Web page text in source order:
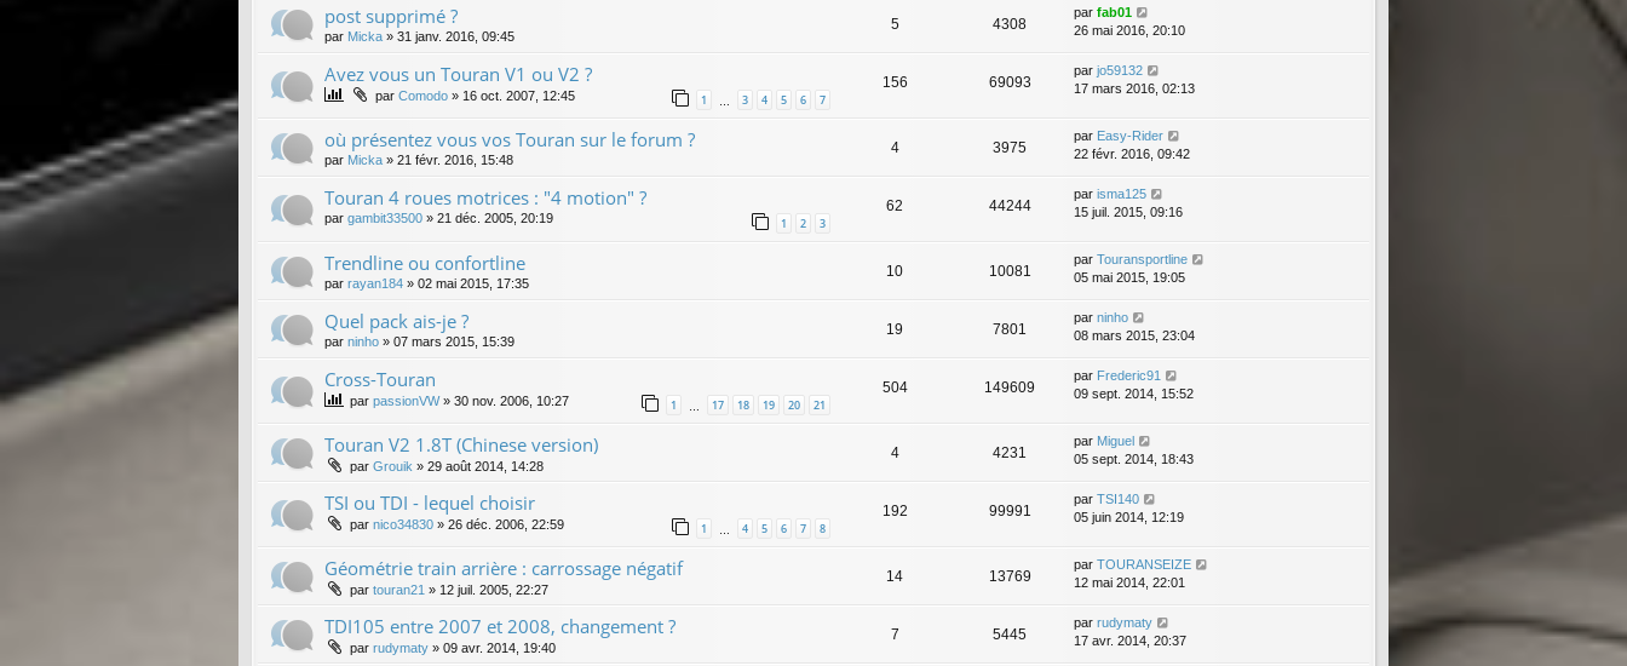
post supprimé ?
par Micka » 31 janv. 2016, 09:45
5 4308
par fab01
26 mai 2016, 20:10
Avez vous un Touran V1 ou V2 ?
par Comodo » 16 oct. 2007, 12:45 1 … 3 4 5 6 7
156 69093
par jo59132
17 mars 2016, 02:13
où présentez vous vos Touran sur le forum ?
par Micka » 21 févr. 2016, 15:48
4 3975
par Easy-Rider
22 févr. 2016, 09:42
Touran 4 roues motrices : "4 motion" ?
par gambit33500 » 21 déc. 2005, 20:19 1 2 3
62 44244
par isma125
15 juil. 2015, 09:16
Trendline ou confortline
par rayan184 » 02 mai 2015, 17:35
10 10081
par Touransportline
05 mai 2015, 19:05
Quel pack ais-je ?
par ninho » 07 mars 2015, 15:39
19 7801
par ninho
08 mars 2015, 23:04
Cross-Touran
par passionVW» 30 nov. 2006, 10:27 1 … 17 18 19 20 21
504 149609
par Frederic91
09 sept. 2014, 15:52
Touran V2 1.8T (Chinese version)
par Grouik » 29 août 2014, 14:28
4 4231
par Miguel
05 sept. 2014, 18:43
TSI ou TDI - lequel choisir
par nico34830 » 26 déc. 2006, 22:59 1 … 4 5 6 7 8
192 99991
par TSI140
05 juin 2014, 12:19
Géométrie train arrière : carrossage négatif
par touran21 » 12 juil. 2005, 22:27
14 13769
par TOURANSEIZE
12 mai 2014, 22:01
TDI105 entre 2007 et 2008, changement ?
par rudymaty » 09 avr. 2014, 19:40
7 5445
par rudymaty
17 avr. 2014, 20:37